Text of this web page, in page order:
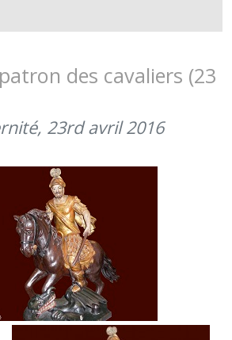
GEORGES,
L’ARME
des cavaliers (23
23rd avril 2016